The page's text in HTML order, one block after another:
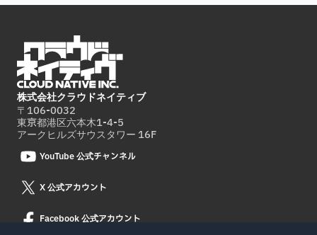
株式会社クラウドネイティブ
〒106-0032
東京都港区六本木1-4-5
アークヒルズサウスタワー 16F
YouTube 公式チャンネル
X 公式アカウント
Facebook 公式アカウント